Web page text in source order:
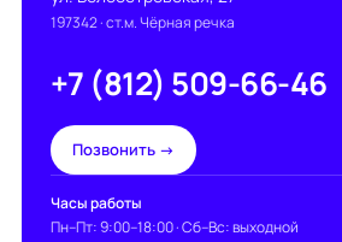
197342· ст.м. Чёрная речка
+7 (812) 509-66-46
Позвонить →
Часы работы
Пн–Пт: 9:00–18:00 · Сб–Вс: выходной